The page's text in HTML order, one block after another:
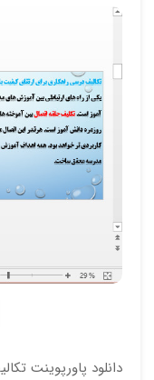
دانلود پاورپوینت